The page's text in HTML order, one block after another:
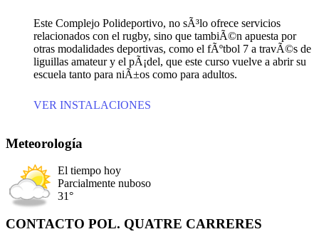
Este Complejo Polideportivo, no sÃ³lo ofrece servicios
relacionados con el rugby, sino que tambiÃ©n apuesta por
otras modalidades deportivas, como el fÃºtbol 7 a travÃ©s de
liguillas amateur y el pÃ¡del, que este curso vuelve a abrir su
escuela tanto para niÃ±os como para adultos.
VER INSTALACIONES
Meteorología
El tiempo hoy
Parcialmente nuboso
31°
CONTACTO POL. QUATRE CARRERES